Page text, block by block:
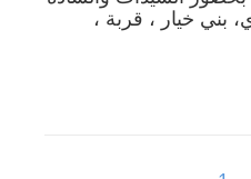
بني خيار ، قربة ،